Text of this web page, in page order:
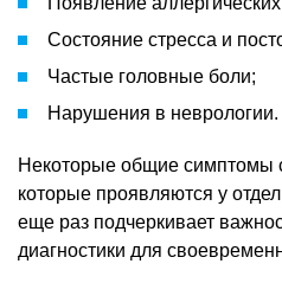
Состояние стресса и
Частые головные боли;
Нарушения в неврологии.
Некоторые общие симптомы
которые проявляются у
еще раз подчеркивает
диагностики для